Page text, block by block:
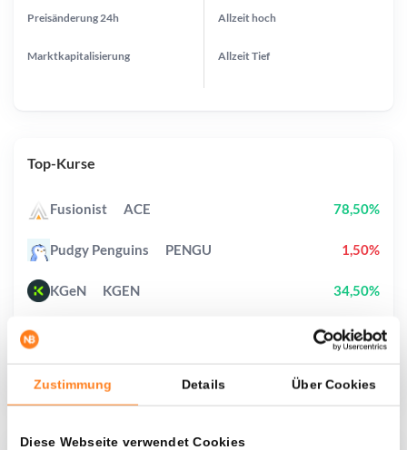
Zustimmung Details Über Cookies
Diese Webseite verwendet Cookies
Preisänderung 24h
Marktkapitalisierung
Allzeithoch
AllzeitTief
Top-Kurse
Fusionist ACE 78,50%
Pudgy Penguins PENGU 1,50%
KGeN KGEN 34,50%
9,30%